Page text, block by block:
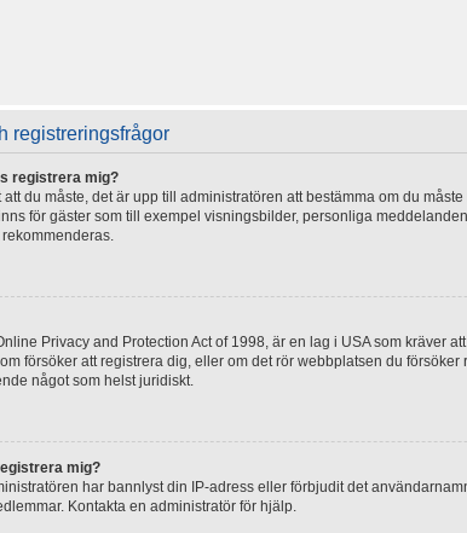
registreringsfrågor
registrera mig?
att du måste, det är upp till administratören att bestämma om du
för gäster som till exempel visningsbilder, personliga
Privacy and Protection Act of 1998, är en lag i USA som kräver
försöker att registrera dig, eller om det rör webbplatsen du
något som helst juridiskt.
mig?
har bannlyst din IP-adress eller förbjudit det
Kontakta en administratör för hjälp.